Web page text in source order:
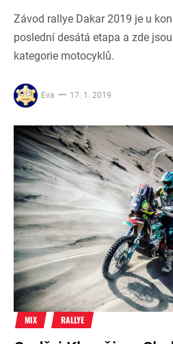
Závod rallye Dakar 2019 je u
poslední desátá etapa a zde
kategorie motocyklů.
Eva 17. 1. 2019
MIX RALLYE